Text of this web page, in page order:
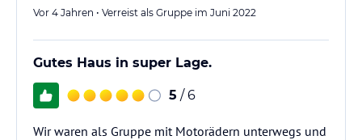
Vor 4 Jahren • Verreist als Gruppe im Juni 2022
Gutes Haus in super Lage.
5 / 6
Wir waren als Gruppe mit Motorädern unterwegs und